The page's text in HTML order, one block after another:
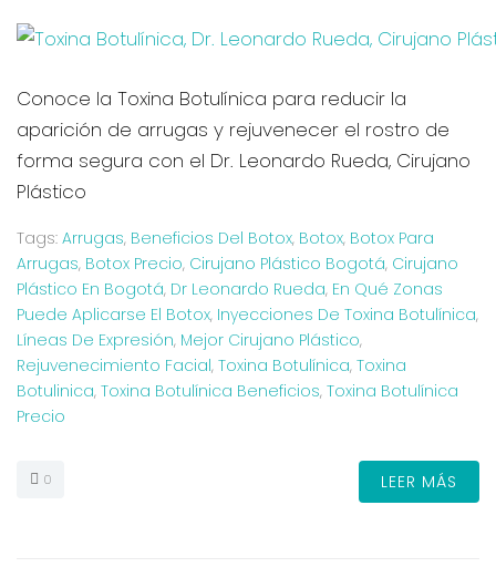
Conoce la Toxina Botulínica para reducir la
aparición de arrugas y rejuvenecer el rostro de
forma segura con el Dr. Leonardo Rueda, Cirujano
Plástico
Tags: Arrugas, Beneficios Del Botox, Botox, Botox Para
Arrugas, Botox Precio, Cirujano Plástico Bogotá, Cirujano
Plástico En Bogotá, Dr Leonardo Rueda, En Qué Zonas
Puede Aplicarse El Botox, Inyecciones De Toxina Botulínica,
Líneas De Expresión, Mejor Cirujano Plástico,
Rejuvenecimiento Facial, Toxina Botulínica, Toxina
Botulinica, Toxina Botulínica Beneficios, Toxina Botulínica
Precio
0 LEER MÁS